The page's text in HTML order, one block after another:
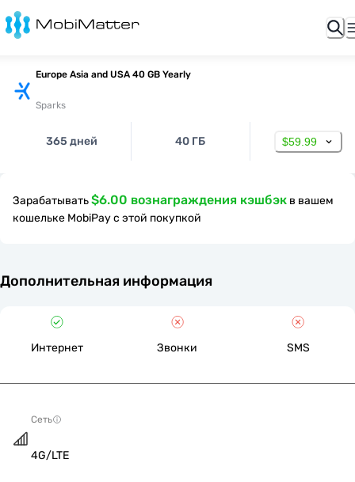
Europe Asia and USA 40 GB Yearly
Sparks
365 дней 40 ГБ $59.99
Зарабатывать$6.00 вознаграждения кэшбэк в вашем
кошельке MobiPay с этой покупкой
Дополнительная информация
Интернет Звонки SMS
Сеть
4G/LTE